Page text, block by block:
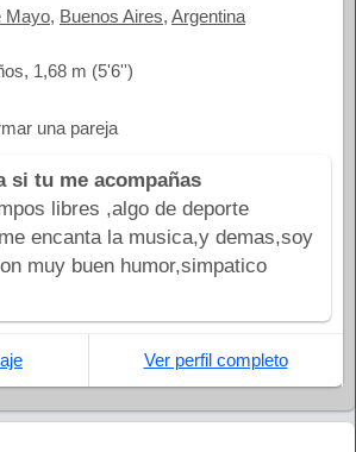
Mayo, Buenos Aires, Argentina
1,68 m (5'6'')
una pareja
si tu me acompañas
libres ,algo de deporte
encanta la musica,y demas,soy
muy buen humor,simpatico
Ver perfil completo